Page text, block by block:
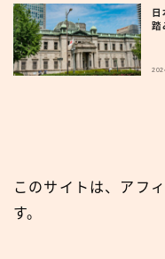
namiten.jp
踏
このサイトは、アフ
す。